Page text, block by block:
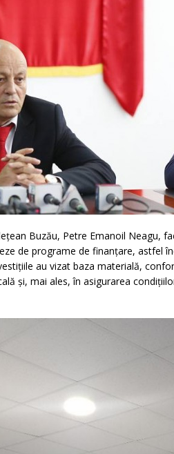
Buzău, Petre Emanoil Neagu,
de programe de finanțare, astfel
au vizat baza materială,
și, mai ales, în asigurarea